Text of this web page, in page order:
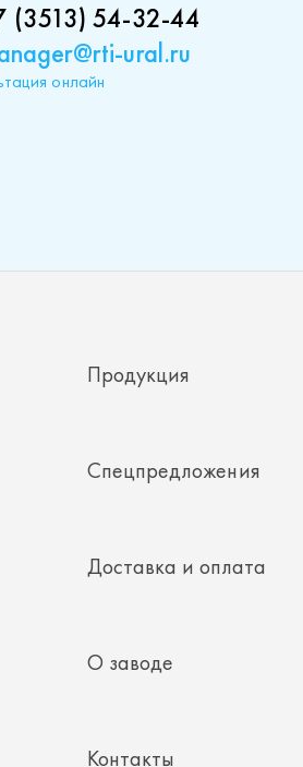
(3513) 54-32-44
ural.ru
онлайн
Спецпредложения
Доставка и оплата
О заводе
Контакты